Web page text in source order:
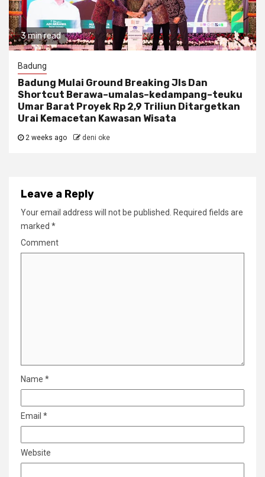
3 min read
Badung
Badung Mulai Ground Breaking Jls Dan
Shortcut Berawa–umalas–kedampang–teuku
Umar Barat Proyek Rp 2,9 Triliun Ditargetkan
Urai Kemacetan Kawasan Wisata
2 weeks ago deni oke
Leave a Reply
Your email address will not be published.
Required fields are
marked *
Comment
Name *
Email *
Website